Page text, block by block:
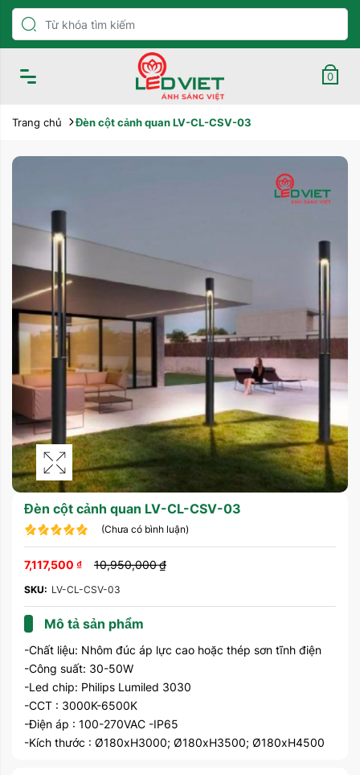
0
Trang chủ Đèn cột cảnh quan LV-CL-CSV-03
Đèn cột cảnh quan LV-CL-CSV-03
(Chưa có bình luận)
7,117,500 ₫ 10,950,000₫
SKU: LV-CL-CSV-03
Mô tả sản phẩm
-Chất liệu: Nhôm đúc áp lực cao hoặc thép sơn tĩnh điện
-Công suất: 30-50W
-Led chip: Philips Lumiled 3030
-CCT : 3000K-6500K
-Điện áp : 100-270VAC -IP65
-Kích thước : Ø180xH3000; Ø180xH3500; Ø180xH4500